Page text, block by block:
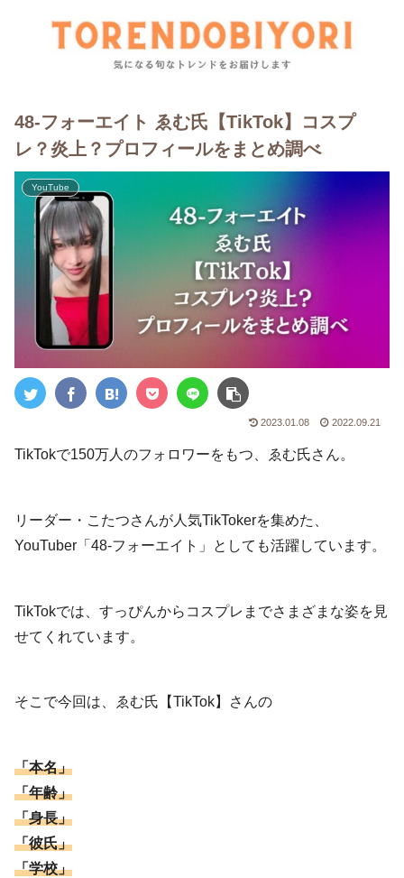
48-フォーエイト ゑむ氏【TikTok】コスプ
レ？炎上？プロフィールをまとめ調べ
YouTube
2023.01.08 2022.09.21
TikTokで150万人のフォロワーをもつ、ゑむ氏さん。
リーダー・こたつさんが人気TikTokerを集めた、
YouTuber「48-フォーエイト」としても活躍しています。
TikTokでは、すっぴんからコスプレまでさまざまな姿を見
せてくれています。
そこで今回は、ゑむ氏【TikTok】さんの
「本名」
「年齢」
「身長」
「彼氏」
「学校」